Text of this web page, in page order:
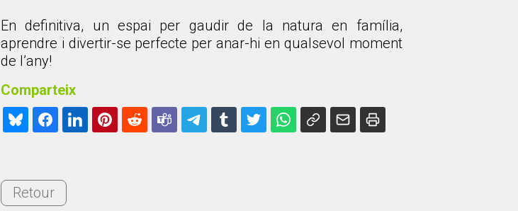
En definitiva, un espai per gaudir de la natura en família,
aprendre i divertir-se perfecte per anar-hi en qualsevol moment
de l’any!
Comparteix
Retour